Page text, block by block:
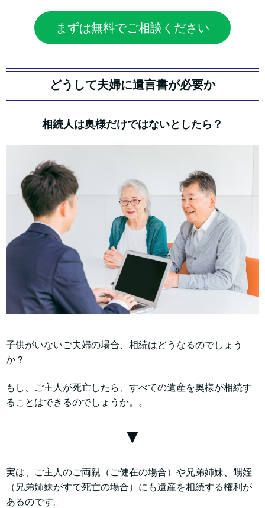
まずは無料でご相談ください
どうして夫婦に遺言書が必要か
相続人は奥様だけではないとしたら？
子供がいないご夫婦の場合、相続はどうなるのでしょう
か？
もし、ご主人が死亡したら、すべての遺産を奥様が相続す
ることはできるのでしょうか。。
▼
実は、ご主人のご両親（ご健在の場合）や兄弟姉妹、甥姪
（兄弟姉妹がすで死亡の場合）にも遺産を相続する権利が
あるのです。